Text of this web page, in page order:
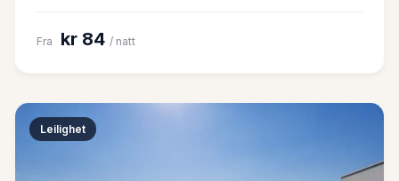
Fra kr 84 / natt
Leilighet